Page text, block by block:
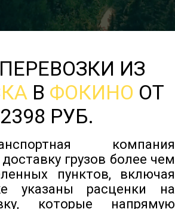
ИЗ
В ФОКИНО ОТ
РУБ.
компания
грузов более чем
пунктов, включая
указаны расценки на
которые напрямую